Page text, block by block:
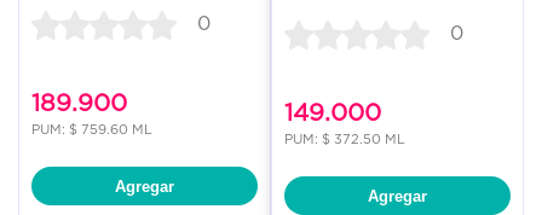
0
189.900
PUM: $ 759.60 ML
Agregar
0
149.000
PUM: $ 372.50 ML
Agregar